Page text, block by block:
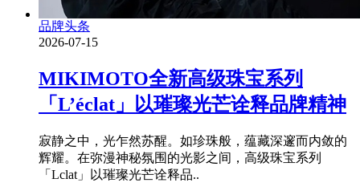
品牌头条
2026-07-15
MIKIMOTO全新高级珠宝系列
「L’éclat」以璀璨光芒诠释品牌精神
寂静之中，光乍然苏醒。如珍珠般，蕴藏深邃而内敛的
辉耀。在弥漫神秘氛围的光影之间，高级珠宝系列
「Lclat」以璀璨光芒诠释品..